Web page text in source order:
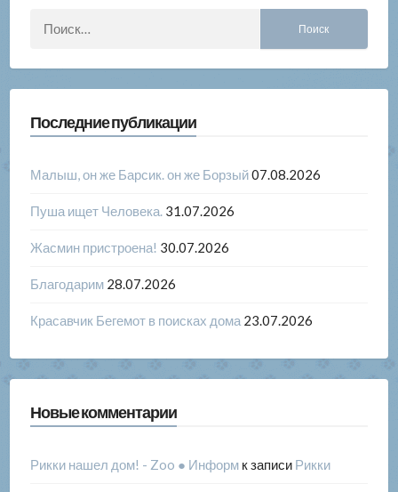
Последние публикации
Малыш, он же Барсик. он же Борзый07.08.2026
Пуша ищет Человека. 31.07.2026
Жасмин пристроена! 30.07.2026
Благодарим 28.07.2026
Красавчик Бегемот в поисках дома 23.07.2026
Новые комментарии
Рикки нашел дом! - Zoo ● Информк записи Рикки